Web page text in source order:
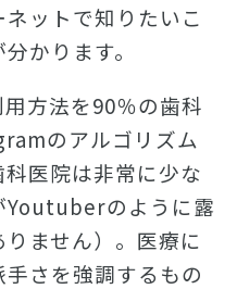
ットで知りたいこ
かります。
方法を90％の歯科
のアルゴリズム
医院は非常に少な
Youtuberのように露
ません）。医療に
さを強調するもの